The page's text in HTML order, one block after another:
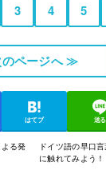
3 4 5
ページへ ≫
はてブ 送る
る発
ドイツ語の早口
に触れてみよう！